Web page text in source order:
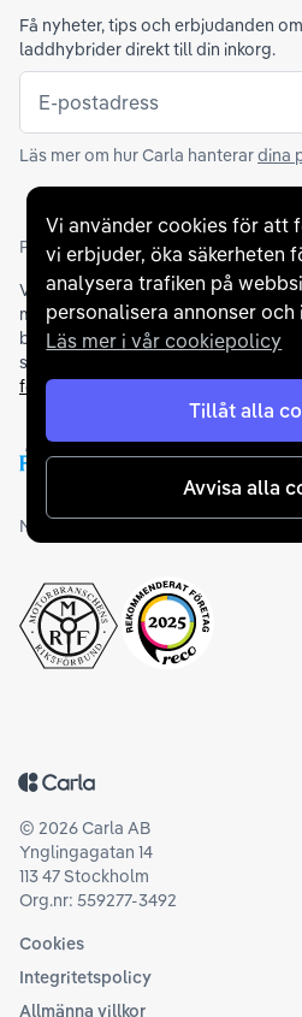
Vi använder cookies för att
vi erbjuder, öka säkerheten
analysera trafiken på
personalisera annonser och
Läs mer i vår cookiepolicy
Tillåt alla
Avvisa alla
Få nyheter, tips och erbjudanden
laddhybrider direkt till din inkorg.
E-postadress
Läs mer om hur Carla hanterardina
Partners och betallösningar
Vi samarbetar med flertalet banker
möjliga finansieringslösning och
betalningsmetoder. För att du ska
samarbetar vi med Folksam och
försäkringar och garantier
Medlemskap och utmärkelser
Tillbaka till startsidan
© 2026Carla AB
Ynglingagatan 14
113 47 Stockholm
Org.nr: 559277-3492
Cookies
Integritetspolicy
Allmänna villkor